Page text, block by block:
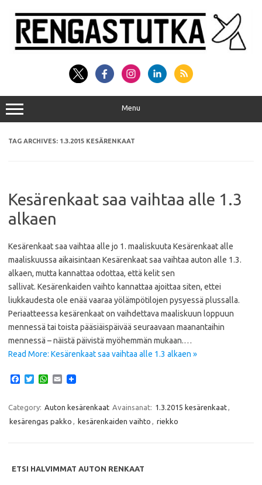
content
Menu
TAG ARCHIVES: 1.3.2015 KESÄRENKAAT
Kesärenkaat saa vaihtaa alle 1.3
alkaen
Kesärenkaat saa vaihtaa alle jo 1. maaliskuuta Kesärenkaat alle
maaliskuussa aikaisintaan Kesärenkaat saa vaihtaa auton alle 1.3.
alkaen, mutta kannattaa odottaa, että kelit sen
sallivat. Kesärenkaiden vaihto kannattaa ajoittaa siten, ettei
liukkaudesta ole enää vaaraa yölämpötilojen pysyessä plussalla.
Periaatteessa kesärenkaat on vaihdettava maaliskuun loppuun
mennessä tai toista pääsiäispäivää seuraavaan maanantaihin
mennessä – näistä päivistä myöhemmän mukaan.…
Read More: Kesärenkaat saa vaihtaa alle 1.3 alkaen »
e
b
o
T
t
e
W
t
A
E
i
l
Category: Auton kesärenkaat Avainsanat: 1.3.2015 kesärenkaat
kesärengas pakko
kesärenkaiden vaihto riekko
ETSI HALVIMMAT AUTON RENKAAT